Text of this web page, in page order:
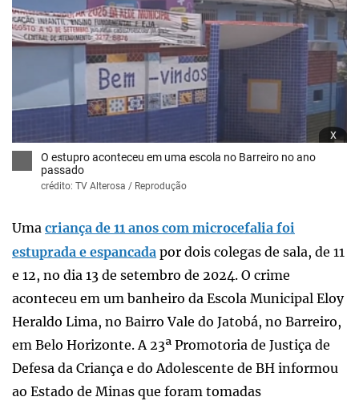
x
O estupro aconteceu em uma escola no Barreiro no ano
passado
crédito: TV Alterosa / Reprodução
Uma criança de 11 anos com microcefalia foi
estuprada e espancada por dois colegas de sala, de 11
e 12, no dia 13 de setembro de 2024. O crime
aconteceu em um banheiro da Escola Municipal Eloy
Heraldo Lima, no Bairro Vale do Jatobá, no Barreiro,
em Belo Horizonte. A 23ª Promotoria de Justiça de
Defesa da Criança e do Adolescente de BH informou
ao Estado de Minas que foram tomadas